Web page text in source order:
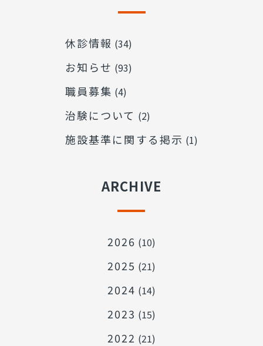
休診情報 (34)
お知らせ (93)
職員募集 (4)
治験について (2)
施設基準に関する掲示 (1)
ARCHIVE
2026 (10)
2025 (21)
2024 (14)
2023 (15)
2022 (21)